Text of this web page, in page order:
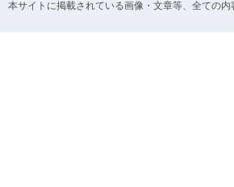
本サイトに掲載されている画像・文章等、全ての